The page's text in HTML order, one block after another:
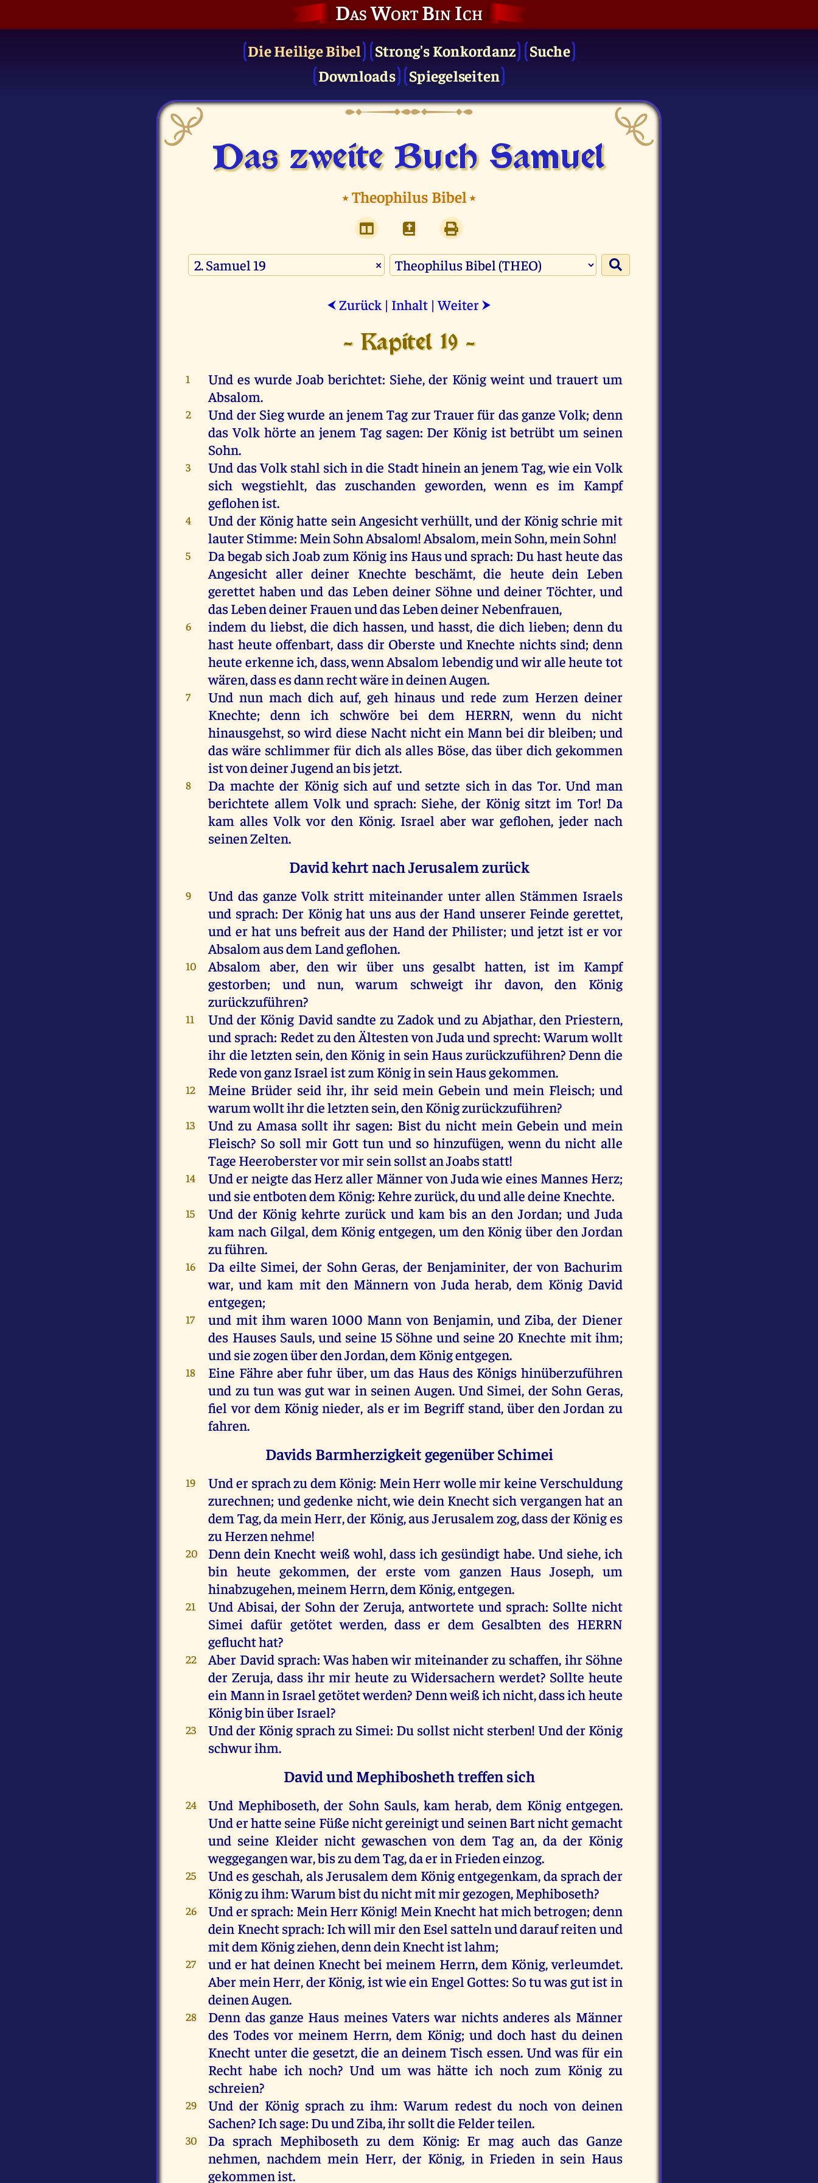
Das Wort Bin Ich
Die Heilige Bibel Strong's Konkordanz
Suche
Downloads
Spiegelseiten
Das zweite Buch Samuel
⭑Theophilus Bibel⭑
×
⮜ Zurück | Inhalt |Weiter ⮞
- Kapitel 19 -
1 Und es wurde Joabberichtet: Siehe,der König weint und trauert um
Absalom.
2 Und der Siegwurde an jenem Tag zurTrauerfür dasganze Volk; denn
das Volk hörte an jenem Tag sagen: Der König ist betrübt um seinen
Sohn.
3 Und dasVolk stahl sich in die Stadthinein an jenem Tag,wie ein Volk
sich wegstiehlt, daszuschanden geworden,wenn es im Kampf
geflohenist.
4 Und der Könighatte sein Angesichtverhüllt,und der König schrie mit
lauterStimme: Mein Sohn Absalom! Absalom,mein Sohn,mein Sohn!
5 Da begab sich Joabzum Königins Hausund sprach: Du hastheute das
Angesicht aller deiner Knechte beschämt,die heute dein Leben
gerettethaben und das Leben deiner Söhne und deiner Töchter, und
dasLebendeinerFrauenunddasLebendeinerNebenfrauen,
6 indem du liebst,die dich hassen,und hasst, die dich lieben; denn du
hast heute offenbart, dass dir Oberste und Knechte nichts sind; denn
heute erkenneich, dass,wenn Absalom lebendigundwiralleheute tot
wären, dassesdannrechtwäreindeinen Augen.
7 Und nun mach dich auf,geh hinaus und rede zum Herzen deiner
Knechte;denn ich schwöre bei dem HERRN,wenn du
nicht
hinausgehst, so wird diese Nacht nicht ein Mann bei dir bleiben; und
das wäre schlimmerfür dich als alles Böse, das über dich gekommen
istvondeinerJugendanbisjetzt.
8 Da machte der König sich auf und setzte sich in das Tor.Und man
berichtete allem Volk und sprach: Siehe,der König sitzt im Tor! Da
kam alles Volk vor den König. Israel aber war geflohen, jeder nach
seinenZelten.
David kehrt nach Jerusalem zurück
9 Und das ganze Volk stritt miteinander unter allen Stämmen Israels
und sprach: Der König hat uns aus der Hand unserer Feinde gerettet,
und er hat unsbefreit aus der Hand der Philister; und jetzt ist er vor
Absalom ausdem Landgeflohen.
10 Absalom aber,den wir über uns gesalbt hatten,ist im Kampf
gestorben; und nun,warum schweigt ihr davon,den
König
zurückzuführen?
11 Und der König David sandte zu Zadok und zu Abjathar, den Priestern,
und sprach: Redetzu den Ältesten von Judaund sprecht:Warum wollt
ihr die letzten sein,den König in sein Hauszurückzuführen? Denn die
RedevonganzIsrael istzum Königin sein Hausgekommen.
12 Meine Brüder seid ihr, ihr seid mein Gebein und mein Fleisch; und
warum wolltihrdieletzten sein,den Königzurückzuführen?
13 Und zu Amasa sollt ihr sagen: Bist du nicht mein Gebein und mein
Fleisch? So soll mir Gott tun und so hinzufügen,wenn du nicht alle
Tage Heeroberstervormirsein sollstanJoabsstatt!
14 Und erneigte dasHerzaller Männervon Judawie eines Mannes Herz;
und sieentbotendem König: Kehrezurück,du undalledeine Knechte.
15 Und der König kehrte zurück und kam bis an den Jordan; und Juda
kam nach Gilgal, dem König entgegen, um den König über den Jordan
zu führen.
16 Da eilte Simei, der Sohn Geras, der Benjaminiter, der von Bachurim
war,und kam mit den Männern von Juda herab, dem König David
entgegen;
17 und mit ihm waren 1000 Mann von Benjamin,und Ziba,der Diener
des Hauses Sauls, und seine 15 Söhne und seine 20 Knechte mit ihm;
und siezogenüberdenJordan,dem Königentgegen.
18 Eine Fähre aber fuhr über,um das Haus des Königs hinüberzuführen
und zu tun was gut war in seinen Augen.Und Simei, der Sohn Geras,
fiel vor dem König nieder, als er im Begriff stand, über den Jordan zu
fahren.
Davids Barmherzigkeit gegenüber Schimei
19 Und er sprachzu dem König: Mein HerrwollemirkeineVerschuldung
zurechnen; und gedenke nicht,wie dein Knecht sich vergangen hat an
dem Tag,da mein Herr,der König,ausJerusalem zog, dassderKöniges
zu Herzennehme!
20 Denn dein Knecht weiß wohl, dass ich gesündigt habe. Und siehe, ich
bin heute gekommen,der erste vom ganzen Haus Joseph, um
hinabzugehen,meinem Herrn,dem König,entgegen.
21 Und Abisai,der Sohn der Zeruja, antwortete und sprach: Sollte nicht
Simei dafür getötet werden, dasser dem Gesalbten des HERRN
gefluchthat?
22 Aber David sprach:Washaben wirmiteinanderzu schaffen, ihr Söhne
der Zeruja, dass ihr mir heute zu Widersachern werdet? Sollte heute
ein Mannin Israel getötetwerden? Dennweißichnicht, dassich heute
KönigbinüberIsrael?
23 Und der König sprach zu Simei: Du sollstnicht sterben! Und der König
schwurihm.
David und Mephibosheth treffen sich
24 Und Mephiboseth,der Sohn Sauls, kam herab, dem König entgegen.
Und erhatte seine Füßenichtgereinigtund seinen Bartnichtgemacht
und seine Kleider nicht gewaschen von dem Tag an, da der König
weggegangenwar,biszu dem Tag,daerin Friedeneinzog.
25 Und esgeschah, alsJerusalem dem Königentgegenkam,da sprach der
Königzu ihm:Warum bistdu nichtmitmirgezogen,Mephiboseth?
26 Und ersprach: Mein HerrKönig! Mein Knechthatmichbetrogen; denn
dein Knechtsprach: Ichwill mirden Esel sattelnunddaraufreiten und
mitdem Königziehen,denndein Knechtistlahm;
27 und er hat deinen Knecht bei meinem Herrn, dem König,verleumdet.
Abermein Herr,derKönig,istwieein Engel Gottes: Sotu wasgutistin
deinen Augen.
28 Denn das ganze Haus meines Vaters war nichts anderes als Männer
des Todes vor meinem Herrn, dem König;und doch hast du deinen
Knecht unter die gesetzt,die an deinem Tisch essen. Und was für ein
Recht habe ich noch?Und um was hätte ich noch zum König zu
schreien?
29 Und der König sprach zu ihm:Warum redest du noch von deinen
Sachen?Ich sage: Du undZiba,ihrsolltdie Felderteilen.
30 Da sprach Mephiboseth zu dem König: Er mag auch das Ganze
nehmen, nachdem mein Herr, der König, in Frieden in sein Haus
gekommenist.